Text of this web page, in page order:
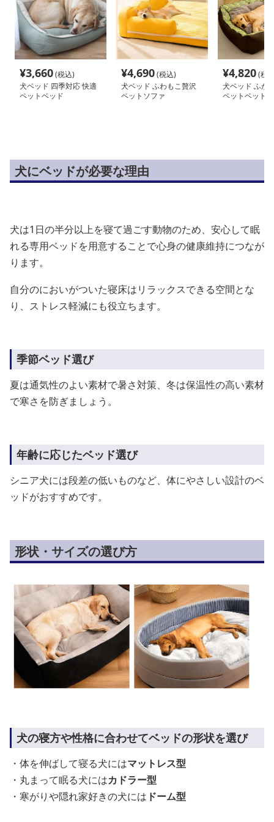
¥3,660(税込)
犬ベッド 四季対応 快適
ペットベッド
¥4,690(税込)
犬ベッド ふわもこ贅沢
ペットソファ
¥4,820(税
犬ベッド ふか
ペットベッド
犬にベッドが必要な理由
犬は1日の半分以上を寝て過ごす動物のため、安心して眠
れる専用ベッドを用意することで心身の健康維持につなが
ります。
自分のにおいがついた寝床はリラックスできる空間とな
り、ストレス軽減にも役立ちます。
季節ベッド選び
夏は通気性のよい素材で暑さ対策、冬は保温性の高い素材
で寒さを防ぎましょう。
年齢に応じたベッド選び
シニア犬には段差の低いものなど、体にやさしい設計のベ
ッドがおすすめです。
形状・サイズの選び方
犬の寝方や性格に合わせてベッドの形状を選び
・体を伸ばして寝る犬にはマットレス型
・丸まって眠る犬にはカドラー型
・寒がりや隠れ家好きの犬には ドーム型